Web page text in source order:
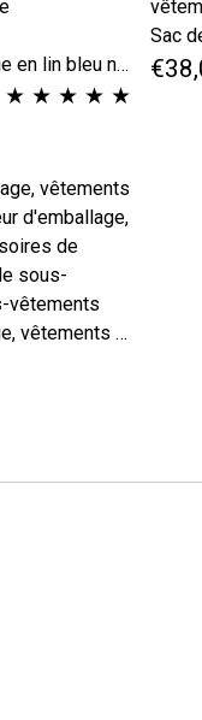
Organisateur de voyage en lin bleu nuit, sac à lingerie de voyage, accessoires de voyage personnalisés
★ ★ ★ ★ ★
Organisateur de voyage, vêtements à organiser, organisateur d'emballage, sac Dirty Clean, accessoires de voyage, organisateur de sous-vêtements, sac à sous-vêtements